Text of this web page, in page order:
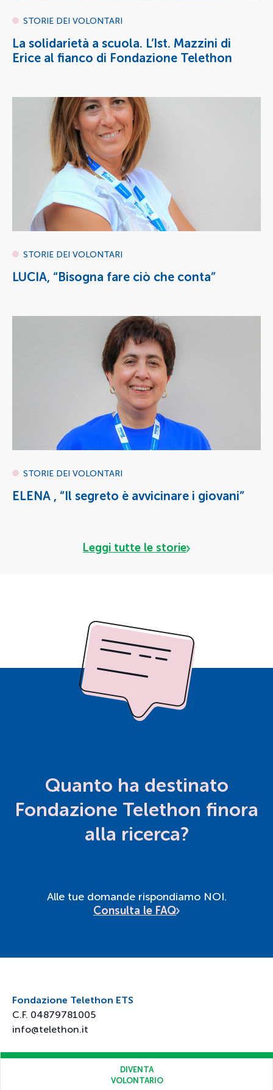
DIVENTA
VOLONTARIO
STORIE DEI VOLONTARI
La solidarietà a scuola. L’Ist. Mazzini di
Erice al fianco di Fondazione Telethon
STORIE DEI VOLONTARI
LUCIA, “Bisogna fare ciò che conta”
STORIE DEI VOLONTARI
ELENA , “Il segreto è avvicinare i giovani”
Leggi tutte le storie
Quanto ha destinato
Fondazione Telethon finora
alla ricerca?
Alle tue domande rispondiamo NOI.
Consulta le FAQ
Fondazione Telethon ETS
C.F. 04879781005
info@telethon.it